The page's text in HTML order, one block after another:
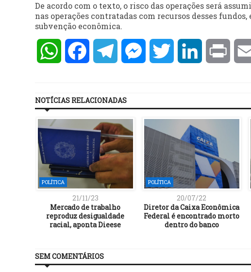
De acordo com o texto, o risco das operações será
nas operações contratadas com recursos desses
subvenção econômica.
WhatsAppFacebookTelegramMessengerTwitter LinkedInPrint
NOTÍCIAS RELACIONADAS
POLÍTICA
21/11/23
Mercado de trabalho
reproduz desigualdade
racial, aponta Dieese
POLÍTICA
20/07/22
Diretor da Caixa Econômica
Federal é encontrado morto
dentro do banco
SEM COMENTÁRIOS